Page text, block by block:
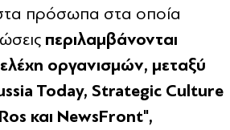
πρόσωπα στα οποία
περιλαμβάνονται
οργανισμών, μεταξύ
Today, Strategic Culture
και NewsFront",